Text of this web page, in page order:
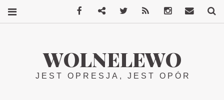
WOLNELEWO
JEST OPRESJA, JEST OPÓR
FacebookMastodonTwitter InstagramKontakt